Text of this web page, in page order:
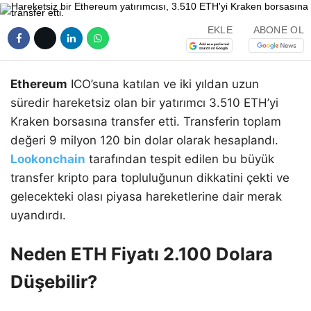
EKLE ABONE OL
Ethereum ICO’suna katılan ve iki yıldan uzun
süredir hareketsiz olan bir yatırımcı 3.510 ETH’yi
Kraken borsasına transfer etti. Transferin toplam
değeri 9 milyon 120 bin dolar olarak hesaplandı.
Lookonchain tarafından tespit edilen bu büyük
transfer kripto para topluluğunun dikkatini çekti ve
gelecekteki olası piyasa hareketlerine dair merak
uyandırdı.
Neden ETH Fiyatı 2.100 Dolara
Düşebilir?